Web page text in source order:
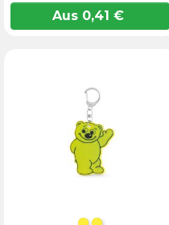
Aus 0,41 €